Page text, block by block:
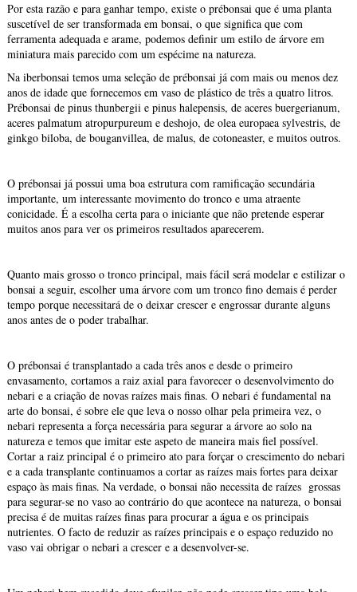
Por esta razão e para ganhar tempo, existe o prébonsai que é uma planta
suscetível de ser transformada em bonsai, o que significa que com
ferramenta adequada e arame, podemos definir um estilo de árvore em
miniatura mais parecido com um espécime na natureza.
Na iberbonsai temos uma seleção de prébonsai já com mais ou menos dez
anos de idade que fornecemos em vaso de plástico de três a quatro litros.
Prébonsai de pinus thunbergii e pinus halepensis, de aceres buergerianum,
aceres palmatum atropurpureum e deshojo, de olea europaea sylvestris, de
ginkgo biloba, de bouganvillea, de malus, de cotoneaster, e muitos outros.
O prébonsai já possui uma boa estrutura com ramificação secundária
importante, um interessante movimento do tronco e uma atraente
conicidade. É a escolha certa para o iniciante que não pretende esperar
muitos anos para ver os primeiros resultados aparecerem.
Quanto mais grosso o tronco principal, mais fácil será modelar e estilizar o
bonsai a seguir, escolher uma árvore com um tronco fino demais é perder
tempo porque necessitará de o deixar crescer e engrossar durante alguns
anos antes de o poder trabalhar.
O prébonsai é transplantado a cada três anos e desde o primeiro
envasamento, cortamos a raiz axial para favorecer o desenvolvimento do
nebari e a criação de novas raízes mais finas. O nebari é fundamental na
arte do bonsai, é sobre ele que leva o nosso olhar pela primeira vez, o
nebari representa a força necessária para segurar a árvore ao solo na
natureza e temos que imitar este aspeto de maneira mais fiel possível.
Cortar a raiz principal é o primeiro ato para forçar o crescimento do nebari
e a cada transplante continuamos a cortar as raízes mais fortes para deixar
espaço às mais finas. Na verdade, o bonsai não necessita de raízes grossas
para segurar-se no vaso ao contrário do que acontece na natureza, o bonsai
precisa é de muitas raízes finas para procurar a água e os principais
nutrientes. O facto de reduzir as raízes principais e o espaço reduzido no
vaso vai obrigar o nebari a crescer e a desenvolver-se.